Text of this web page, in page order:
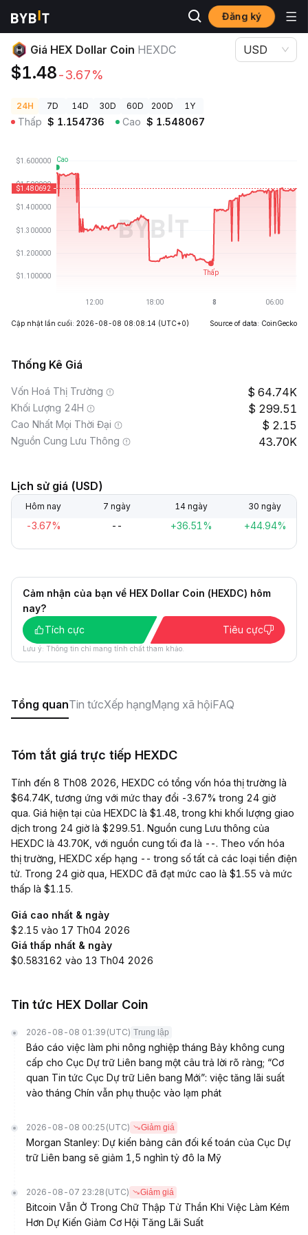
Đăng ký
Giá Tiền Điện Tử Giá HEX Dollar Coin HEXDC
Giá HEX Dollar Coin HEXDC
$1.48-3.67%
USD
24H 7D 14D 30D 60D 200D 1Y
Thấp $ 1.154736 Cao $ 1.548067
Cập nhật lần cuối: 2026-08-08 08:08:14 (UTC+0) Source of data: CoinGecko
Thống Kê Giá
Vốn Hoá Thị Trường 64.74K
Khối Lượng 24H 299.51
Cao Nhất Mọi Thời Đại 2.15
Nguồn Cung Lưu Thông 43.70K
Lịch sử giá (USD)
Hôm nay 7 ngày 14 ngày 30 ngày
-3.67% -- +36.51% +44.94%
Cảm nhận của bạn về HEX Dollar Coin (HEXDC) hôm
nay?
Tích cực
Tiêu cực
Lưu ý: Thông tin chỉ mang tính chất tham khảo.
Tổng quanTin tứcXếp hạngMạng xã hộiFAQ
Tóm tắt giá trực tiếp HEXDC
Tính đến 8 Th08 2026, HEXDC có tổng vốn hóa thị trường là
$64.74K, tương ứng với mức thay đổi -3.67% trong 24 giờ
qua. Giá hiện tại của HEXDC là $1.48, trong khi khối lượng giao
dịch trong 24 giờ là $299.51. Nguồn cung Lưu thông của
HEXDC là 43.70K, với nguồn cung tối đa là --. Theo vốn hóa
thị trường, HEXDC xếp hạng -- trong số tất cả các loại tiền điện
tử. Trong 24 giờ qua, HEXDC đã đạt mức cao là $1.55 và mức
thấp là $1.15.
Giá cao nhất & ngày
$2.15 vào 17 Th04 2026
Giá thấp nhất & ngày
$0.583162 vào 13 Th04 2026
Tin tức HEX Dollar Coin
2026-08-08 01:39 (UTC) Trung lập
Báo cáo việc làm phi nông nghiệp tháng Bảy không cung
cấp cho Cục Dự trữ Liên bang một câu trả lời rõ ràng; “Cơ
quan Tin tức Cục Dự trữ Liên bang Mới”: việc tăng lãi suất
vào tháng Chín vẫn phụ thuộc vào lạm phát
2026-08-08 00:25 (UTC) Giảm giá
Morgan Stanley: Dự kiến bảng cân đối kế toán của Cục Dự
trữ Liên bang sẽ giảm 1,5 nghìn tỷ đô la Mỹ
2026-08-07 23:28 (UTC) Giảm giá
Bitcoin Vẫn Ở Trong Chữ Thập Tử Thần Khi Việc Làm Kém
Hơn Dự Kiến Giảm Cơ Hội Tăng Lãi Suất